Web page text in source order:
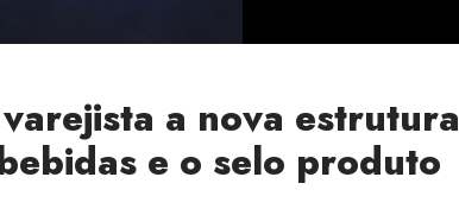
a nova estrutura
e o selo produto